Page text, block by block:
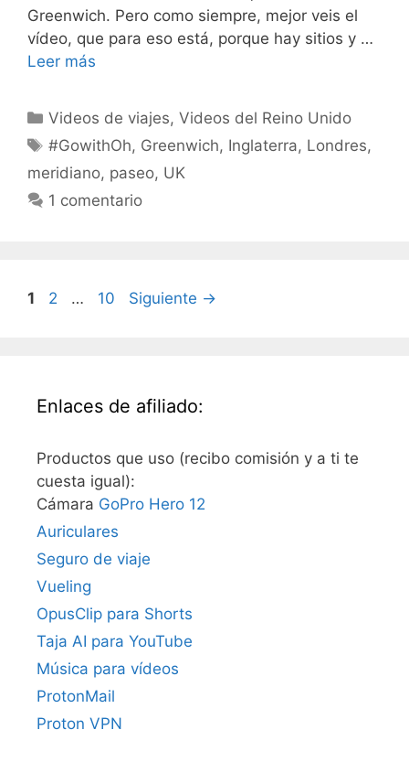
Greenwich. Pero como siempre, mejor veis el
vídeo, que para eso está, porque hay sitios y …
Leer más
Categorías
Videos de viajes,Videos del Reino Unido
Etiquetas
#GowithOh, Greenwich, Inglaterra, Londres,
meridiano, paseo, UK
1 comentario
Página
1 Página
2 … Página
10 Siguiente →
Enlaces de afiliado:
Productos que uso (recibo comisión y a ti te
cuesta igual):
Cámara GoPro Hero 12
Auriculares
Seguro de viaje
Vueling
OpusClip para Shorts
Taja AI para YouTube
Música para vídeos
ProtonMail
Proton VPN